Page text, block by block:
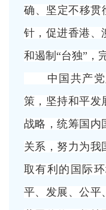
确、坚定不移贯
针，促进香港、
和遏制“台独”，
中国共产党
策，坚持和平发
战略，统筹国内
关系，努力为我
取有利的国际
平、发展、公平